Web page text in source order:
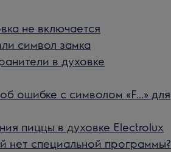
не включается
символ замка
в духовке
ошибке с символом «F...» для
пиццы в духовке Electrolux
нет специальной программы?